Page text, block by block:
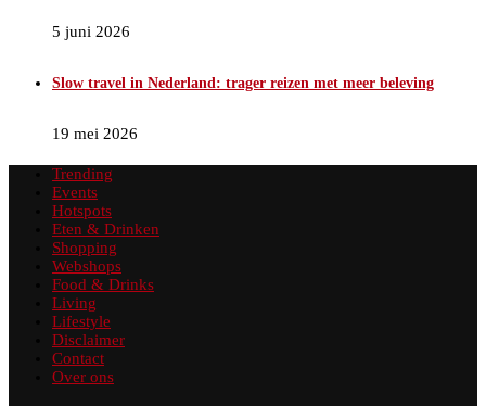
5 juni 2026
Slow travel in Nederland: trager reizen met meer beleving
19 mei 2026
Trending
Events
Hotspots
Eten & Drinken
Shopping
Webshops
Food & Drinks
Living
Lifestyle
Disclaimer
Contact
Over ons